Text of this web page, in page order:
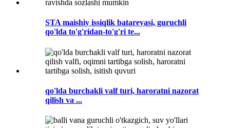
STA maishiy issiqlik batareyasi, guruchli
qo'lda to'g'ridan-to'g'ri te...
qo'lda burchakli valf turi, haroratni nazorat
qilish va ...